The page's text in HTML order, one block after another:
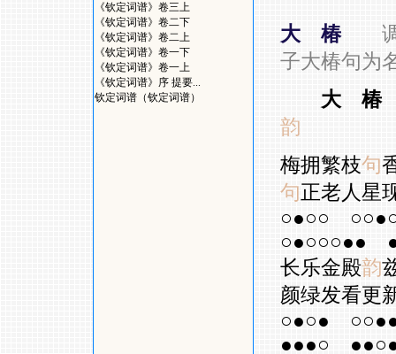
《钦定词谱》卷三上
《钦定词谱》卷二下
《钦定词谱》卷二上
《钦定词谱》卷一下
《钦定词谱》卷一上
《钦定词谱》序 提要...
钦定词谱（钦定词谱）
大 椿
子大椿句为
大 椿
韵
梅拥繁枝句
句正老人星
○●○○
○●○○○●●
长乐金殿韵
颜绿发看更
○●○●
●●●○